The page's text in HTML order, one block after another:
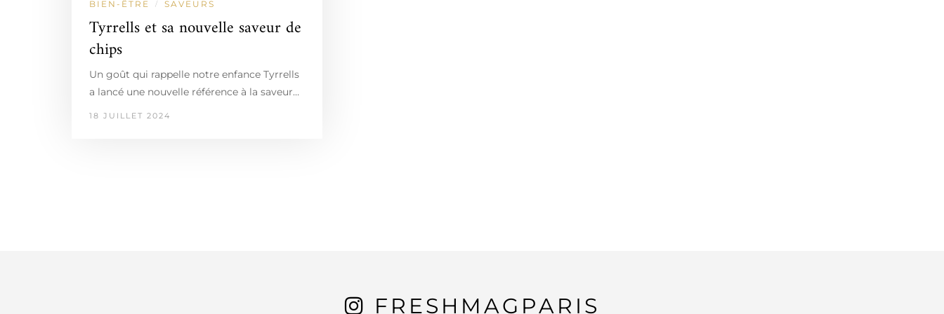
BIEN-ÊTRE / SAVEURS
Tyrrells et sa nouvelle saveur de
chips
Un goût qui rappelle notre enfance Tyrrells
a lancé une nouvelle référence à la saveur…
18 JUILLET 2024
FRESHMAGPARIS